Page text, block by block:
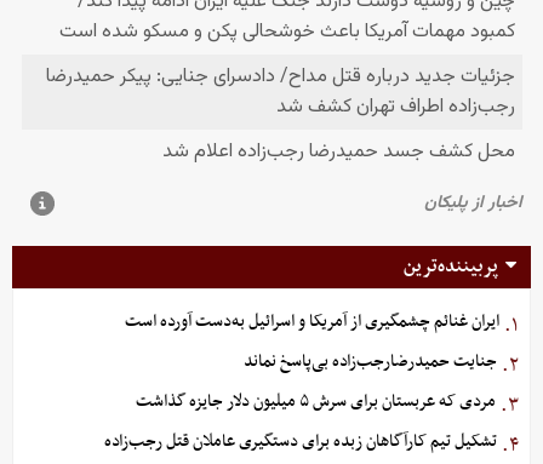
پربیننده‌ترین
۱. ایران غنائم چشمگیری از آمریکا و اسرائیل به‌دست آورده است
۲. جنایت حمیدرضارجب‌زاده بی‌پاسخ نماند
۳. مردی که عربستان برای سرش ۵ میلیون دلار جایزه گذاشت
۴. تشکیل تیم کارآگاهان زبده برای دستگیری عاملان قتل رجب‌زاده